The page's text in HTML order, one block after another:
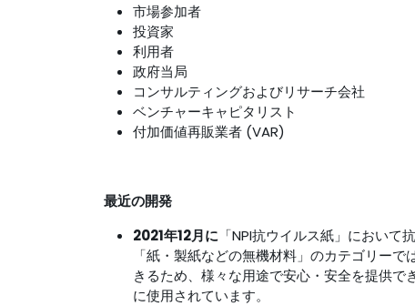
市場参加者
投資家
利用者
政府当局
コンサルティングおよびリサーチ会社
ベンチャーキャピタリスト
付加価値再販業者 (VAR)
最近の開発
2021年12月に 「NPI抗ウイルス紙」において
「紙・製紙などの無機材料」のカテゴリー
きるため、様々な用途で安心・安全を提供
に使用されています。